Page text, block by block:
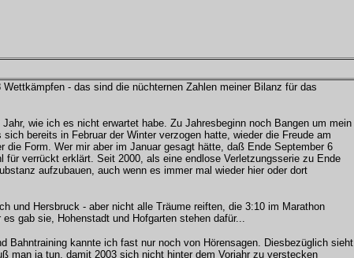
- das sind die nüchternen Zahlen meiner Bilanz für das
wie ich es nicht erwartet habe. Zu Jahresbeginn noch Bangen um mein
bereits in Februar der Winter verzogen hatte, wieder die Freude am
die Form. Wer mir aber im Januar gesagt hätte, daß Ende September 6
für verrückt erklärt. Seit 2000, als eine endlose Verletzungsserie zu Ende
aufzubauen, auch wenn es immer mal wieder hier oder dort
und Hersbruck - aber nicht alle Träume reiften, die 3:10 im Marathon
gab sie, Hohenstadt und Hofgarten stehen dafür...
Bahntraining kannte ich fast nur noch von Hörensagen. Diesbezüglich sieht
man ja tun, damit 2003 sich nicht hinter dem Vorjahr zu verstecken